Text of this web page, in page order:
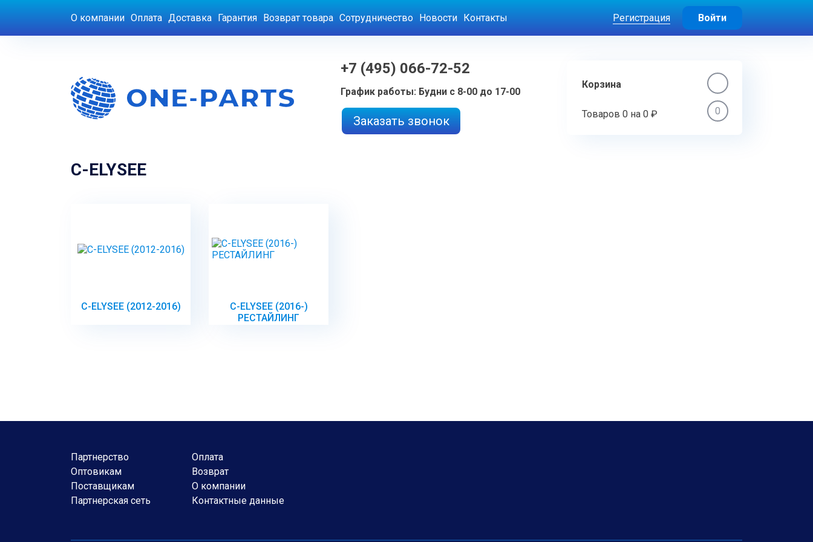
О компании Оплата Доставка Гарантия Возврат товара Сотрудничество Новости Контакты Регистрация Войти
+7 (495) 066-72-52
График работы: Будни с 8-00 до 17-00
Заказать звонок
Корзина
Товаров 0 на 0 ₽ 0
C-ELYSEE
C-ELYSEE (2012-2016)
C-ELYSEE (2016-)
РЕСТАЙЛИНГ
Партнерство
Оптовикам
Поставщикам
Партнерская сеть
Оплата
Возврат
О компании
Контактные данные